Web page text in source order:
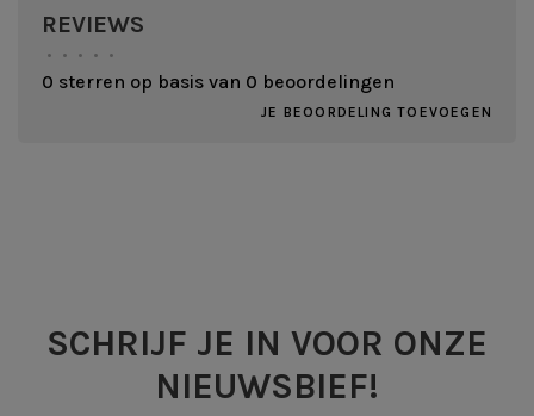
REVIEWS
• • • • •
0 sterren op basis van 0 beoordelingen
JE BEOORDELING TOEVOEGEN
SCHRIJF JE IN VOOR ONZE
NIEUWSBIEF!